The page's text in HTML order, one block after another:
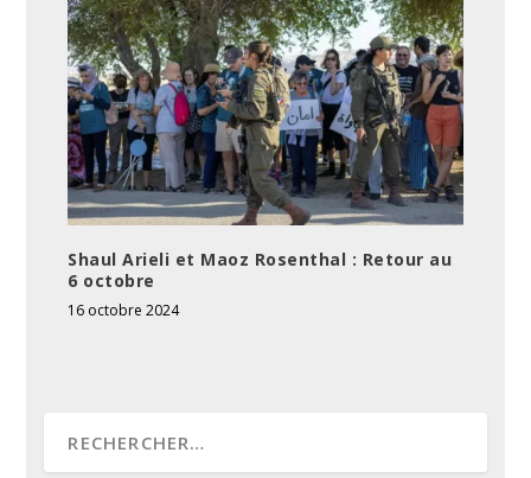
Shaul Arieli et Maoz Rosenthal : Retour au
6 octobre
16 octobre 2024